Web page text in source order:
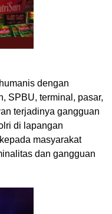
dengan
SPBU, terminal, pasar,
terjadinya gangguan
di lapangan
masyarakat
dan gangguan